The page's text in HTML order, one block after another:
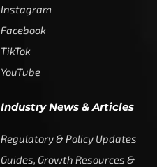
Instagram
Facebook
TikTok
YouTube
Industry News & Articles
Regulatory & Policy Updates
Guides, Growth Resources &